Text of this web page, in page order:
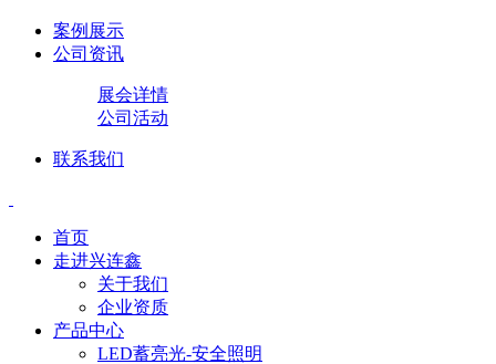
案例展示
公司资讯
展会详情
公司活动
联系我们
首页
走进兴连鑫
关于我们
企业资质
产品中心
LED蓄亮光-安全照明